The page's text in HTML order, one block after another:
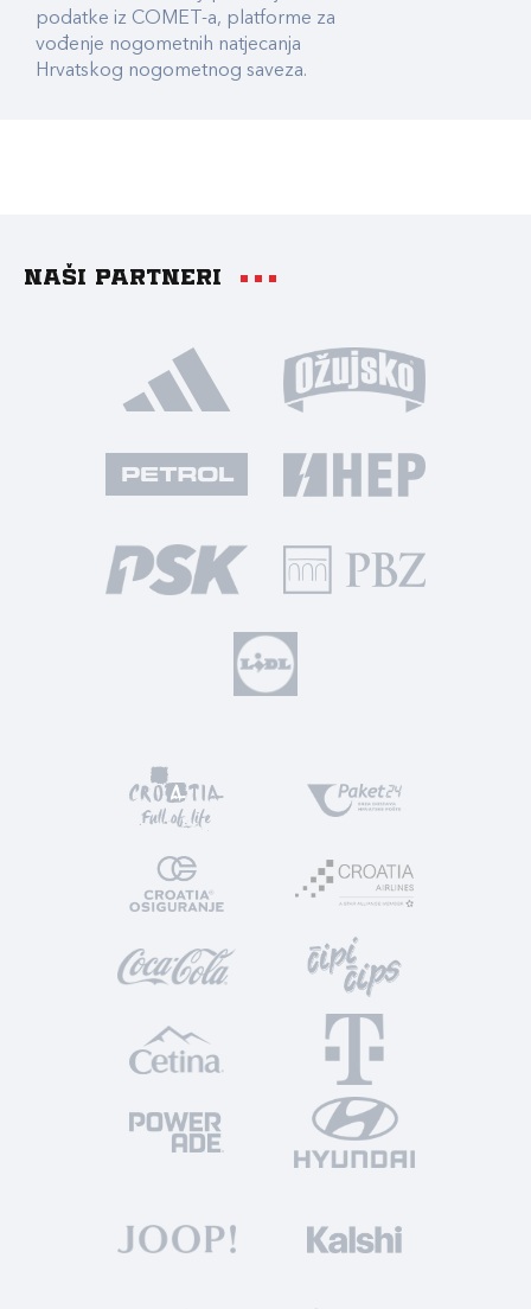
podatke iz COMET-a, platforme za
vođenje nogometnih natjecanja
Hrvatskog nogometnog saveza.
Naši partneri